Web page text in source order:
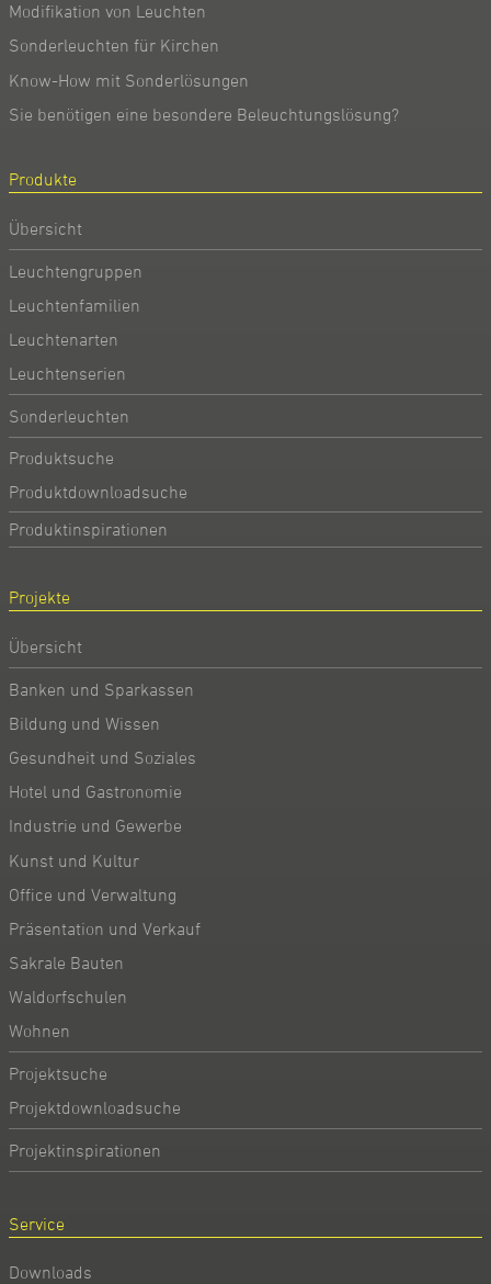
Modifikation von Leuchten
Sonderleuchten für Kirchen
Know-How mit Sonderlösungen
Sie benötigen eine besondere Beleuchtungslösung?
Produkte
Übersicht
Leuchtengruppen
Leuchtenfamilien
Leuchtenarten
Leuchtenserien
Sonderleuchten
Produktsuche
Produktdownloadsuche
Produktinspirationen
Projekte
Übersicht
Banken und Sparkassen
Bildung und Wissen
Gesundheit und Soziales
Hotel und Gastronomie
Industrie und Gewerbe
Kunst und Kultur
Office und Verwaltung
Präsentation und Verkauf
Sakrale Bauten
Waldorfschulen
Wohnen
Projektsuche
Projektdownloadsuche
Projektinspirationen
Service
Downloads